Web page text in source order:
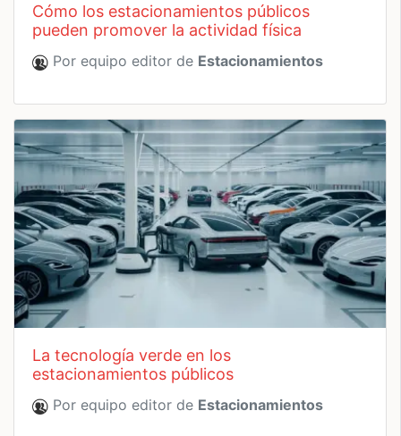
cómo los estacionamientos públicos
pueden promover la actividad física
Por equipo editor de Estacionamientos
la tecnología verde en los
estacionamientos públicos
Por equipo editor de Estacionamientos